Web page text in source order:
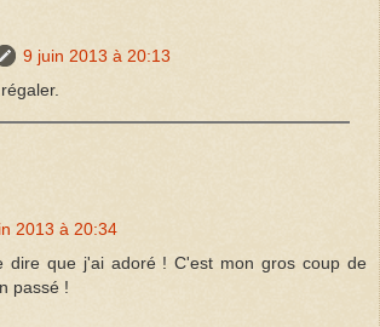
9 juin 2013 à 20:13
2013 à 20:34
dire que j'ai adoré ! C'est mon gros coup de
passé !